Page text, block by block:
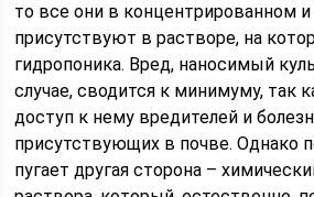
то все они в концентрированном
присутствуют в растворе, на
гидропоника. Вред, наносимый
случае, сводится к минимуму, так
доступ к нему вредителей и
присутствующих в почве. Однако
пугает другая сторона –